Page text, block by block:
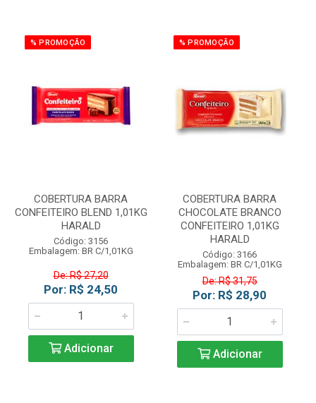
% PROMOÇÃO
COBERTURA BARRA
CONFEITEIRO BLEND 1,01KG
HARALD
Código: 3156
Embalagem: BR C/1,01KG
De: R$ 27,20
Por: R$ 24,50
Adicionar
% PROMOÇÃO
COBERTURA BARRA
CHOCOLATE BRANCO
CONFEITEIRO 1,01KG
HARALD
Código: 3166
Embalagem: BR C/1,01KG
De: R$ 31,75
Por: R$ 28,90
Adicionar